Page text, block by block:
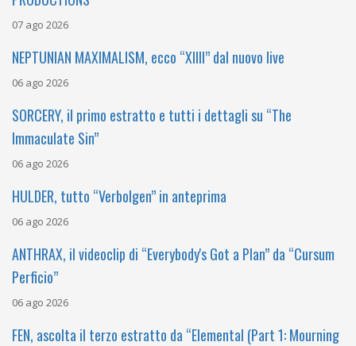
07 ago 2026
NEPTUNIAN MAXIMALISM, ecco “XIIII” dal nuovo live
06 ago 2026
SORCERY, il primo estratto e tutti i dettagli su “The
Immaculate Sin”
06 ago 2026
HULDER, tutto “Verbolgen” in anteprima
06 ago 2026
ANTHRAX, il videoclip di “Everybody's Got a Plan” da “Cursum
Perficio”
06 ago 2026
FEN, ascolta il terzo estratto da “Elemental (Part 1: Mourning